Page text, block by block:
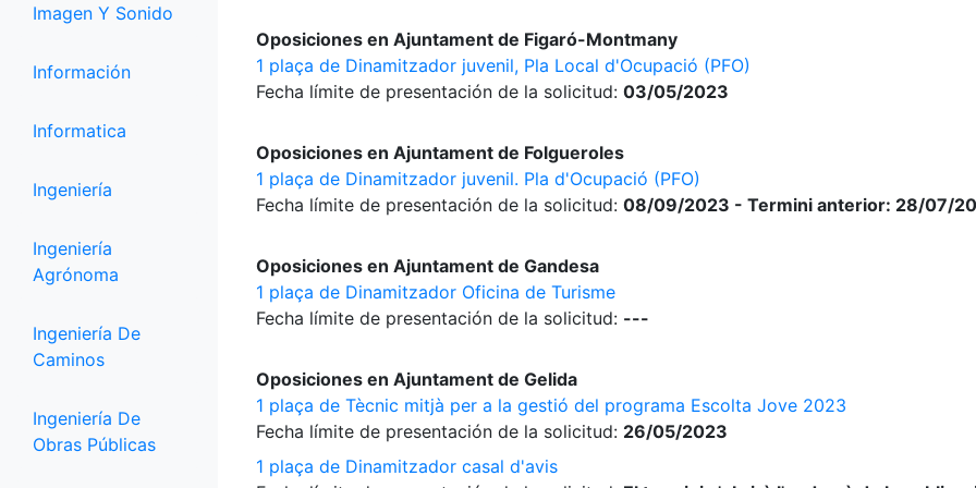
Imagen Y Sonido
Información
Informatica
Ingeniería
Ingeniería
Agrónoma
Ingeniería De
Caminos
Ingeniería De
Obras Públicas
Oposiciones en Ajuntament de Figaró-Montmany
1 plaça de Dinamitzador juvenil, Pla Local d'Ocupació (PFO)
Fecha límite de presentación de la solicitud: 03/05/2023
Oposiciones en Ajuntament de Folgueroles
1 plaça de Dinamitzador juvenil. Pla d'Ocupació (PFO)
Fecha límite de presentación de la solicitud: 08/09/2023 - Termini anterior: 28/07/
Oposiciones en Ajuntament de Gandesa
1 plaça de Dinamitzador Oficina de Turisme
Fecha límite de presentación de la solicitud: ---
Oposiciones en Ajuntament de Gelida
1 plaça de Tècnic mitjà per a la gestió del programa Escolta Jove 2023
Fecha límite de presentación de la solicitud: 26/05/2023
1 plaça de Dinamitzador casal d'avis